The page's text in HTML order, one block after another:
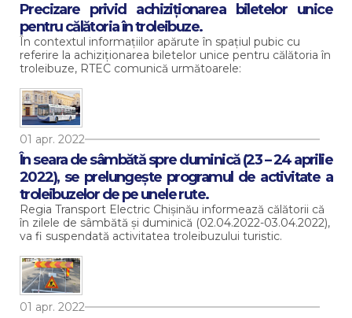
Precizare privid achiziționarea biletelor unice
pentru călătoria în troleibuze.
În contextul informațiilor apărute în spațiul pubic cu
referire la achiziționarea biletelor unice pentru călătoria în
troleibuze, RTEC comunică următoarele:
01 apr. 2022
În seara de sâmbătă spre duminică (23 – 24 aprilie
2022), se prelungește programul de activitate a
troleibuzelor de pe unele rute.
Regia Transport Electric Chișinău informează călătorii că
în zilele de sâmbătă și duminică (02.04.2022-03.04.2022),
va fi suspendată activitatea troleibuzului turistic.
01 apr. 2022